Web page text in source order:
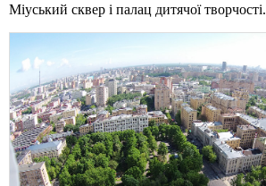
Міуський сквер і палац дитячої творчості.